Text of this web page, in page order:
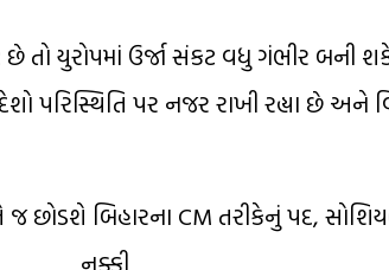
તો યુરોપમાં ઉર્જા સંકટ વધુ ગંભીર બની
પરિસ્થિતિ પર નજર રાખી રહ્યા છે અને
જ છોડશે બિહારના CM તરીકેનું પદ,
નક્કી